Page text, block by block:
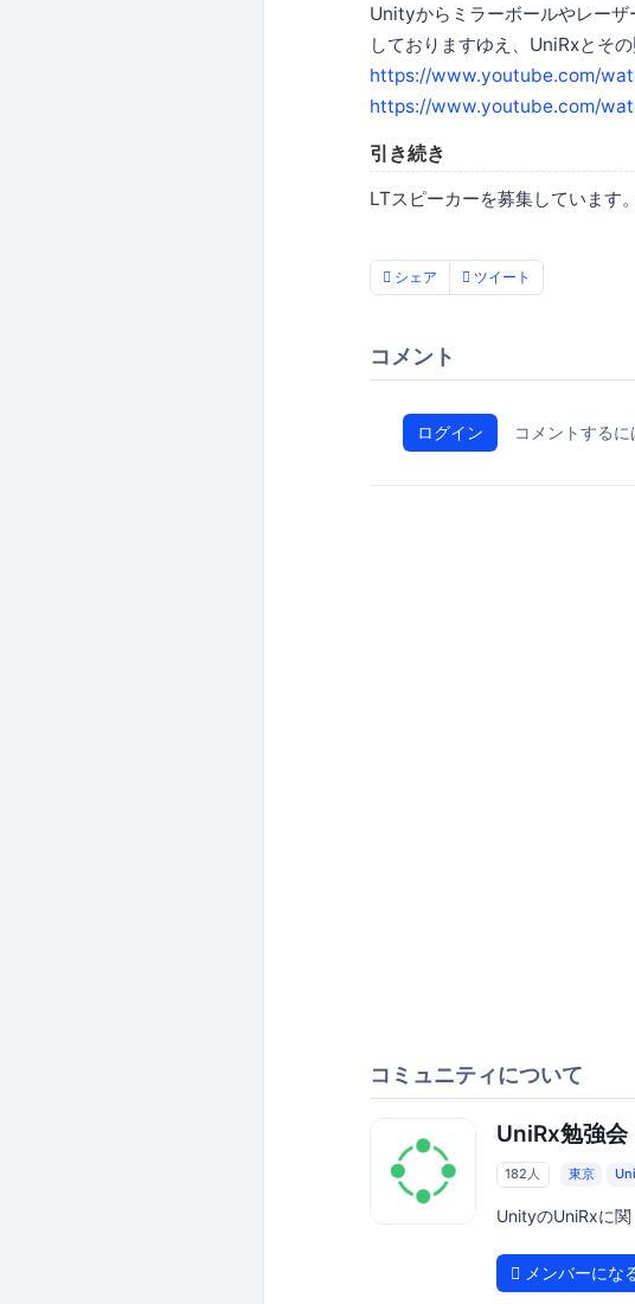
Unityからミラーボールやレー
しておりますゆえ、UniRxとそ
https://www.youtube.com/
https://www.youtube.com/
引き続き
LTスピーカーを募集しています
シェア ツイート
コメント
ログイン コメントするに
コミュニティについて
UniRx勉強会
182人 東京
UnityのUniRxに関
メンバーにな